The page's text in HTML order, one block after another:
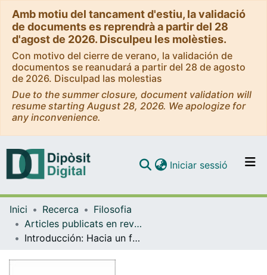
Amb motiu del tancament d'estiu, la validació
de documents es reprendrà a partir del 28
d'agost de 2026. Disculpeu les molèsties.
Con motivo del cierre de verano, la validación de
documentos se reanudará a partir del 28 de agosto
de 2026. Disculpad las molestias
Due to the summer closure, document validation will
resume starting August 28, 2026. We apologize for
any inconvenience.
Navega per tot el DD
Com publicar
Iniciar sessió (current)
Inici Recerca
Filosofia
Articles publicats en revistes (Filosofia)
Introducción: Hacia un feminismo posfundacional